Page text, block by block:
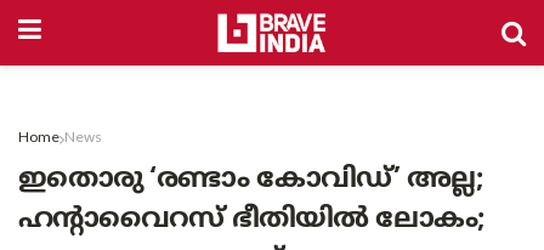
Home News
ഇതൊരു ‘രണ്ടാം കോവിഡ്’ അല്ല;
ഹന്റാവൈറസ് ഭീതിയിൽ ലോകം;